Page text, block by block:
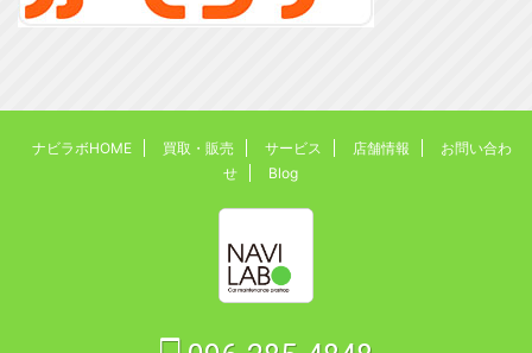
ナビラボHOME 買取・販売 サービス 店舗情報
お問い合わ
せ
Blog